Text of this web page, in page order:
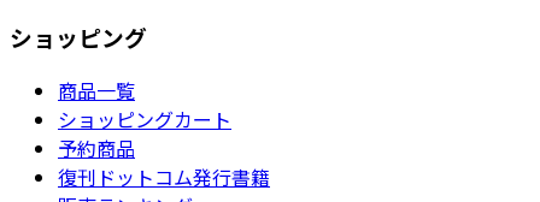
ショッピング
商品一覧
ショッピングカート
予約商品
復刊ドットコム発行書籍